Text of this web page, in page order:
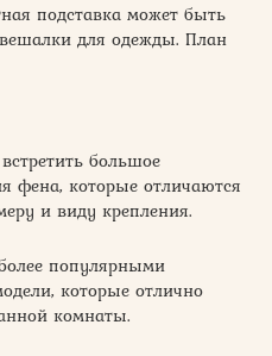
подставка может быть
для одежды. План
большое
фена, которые отличаются
и виду крепления.
популярными
которые отлично
комнаты.